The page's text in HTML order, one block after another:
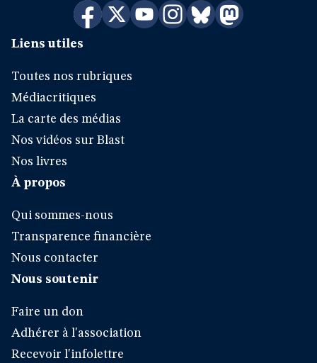
Liens utiles
Toutes nos rubriques
Médiacritiques
La carte des médias
Nos vidéos sur Blast
Nos livres
À propos
Qui sommes-nous
Transparence financière
Nous contacter
Nous soutenir
Faire un don
Adhérer à l'association
Recevoir l'infolettre